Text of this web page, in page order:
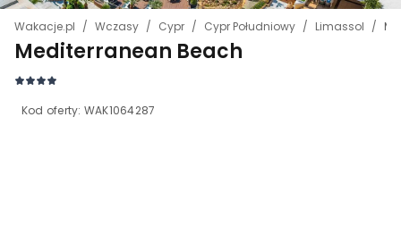
Wakacje.pl Wczasy Cypr Cypr Południowy Limassol
Mediterranean Beach
Kod oferty: WAK1064287